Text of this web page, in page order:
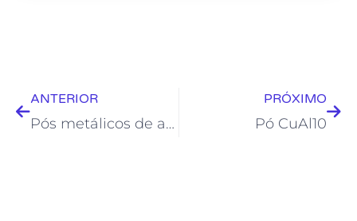
ANTERIOR
Pós metálicos de alto desempenho
PRÓXIMO
Pó CuAl10